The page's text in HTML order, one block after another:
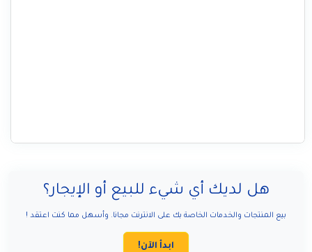
هل لديك أي شيء للبيع أو الإيجار؟
بيع المنتجات والخدمات الخاصة بك على الانترنت مجانا. وأسهل مما كنت اعتقد !
ابدأ الآن!